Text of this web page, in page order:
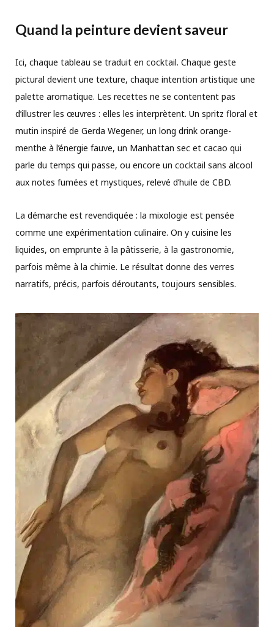
Quand la peinture devient saveur
Ici, chaque tableau se traduit en cocktail. Chaque geste
pictural devient une texture, chaque intention artistique une
palette aromatique. Les recettes ne se contentent pas
d’illustrer les œuvres : elles les interprètent. Un spritz floral et
mutin inspiré de Gerda Wegener, un long drink orange-
menthe à l’énergie fauve, un Manhattan sec et cacao qui
parle du temps qui passe, ou encore un cocktail sans alcool
aux notes fumées et mystiques, relevé d’huile de CBD.
La démarche est revendiquée : la mixologie est pensée
comme une expérimentation culinaire. On y cuisine les
liquides, on emprunte à la pâtisserie, à la gastronomie,
parfois même à la chimie. Le résultat donne des verres
narratifs, précis, parfois déroutants, toujours sensibles.